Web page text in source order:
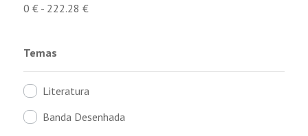
0 €- 222.28 €
Temas
Literatura
Banda Desenhada